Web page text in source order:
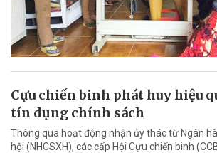
Cựu chiến binh phát huy hiệu
tín dụng chính sách
Thông qua hoạt động nhận ủy thác từ Ngân
hội (NHCSXH), các cấp Hội Cựu chiến binh